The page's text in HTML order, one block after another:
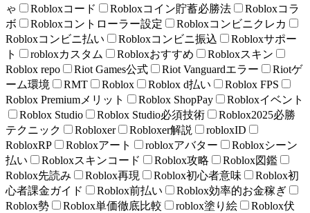
ゃ
Robloxコード Robloxコイン貯蓄必勝法
Robloxコラ
ボ
Robloxコントローラー設定
Robloxコンビニクレカ
Robloxコンビニ払い
Robloxコンビニ振込
Robloxサポー
ト
robloxカスタム Robloxおすすめ
Robloxスキン
Roblox repo
Riot Games公式 Riot Vanguardエラー
Riotゲ
ーム環境
RMT Roblox Roblox d払い
Roblox FPS
Roblox Premiumメリット
Roblox ShopPay
Robloxイベント
Roblox Studio
Roblox Studio必須技術
Roblox2025必勝
テクニック
Robloxer Robloxer解説
robloxID
RobloxRP
Robloxアート robloxアバター
Robloxシーン
払い
Robloxスキンコード Roblox攻略
Roblox図鑑
Roblox先読み
Roblox再現 Roblox初心者意味
Roblox初
心者課金ガイド
Roblox前払い
Roblox効率的お金稼ぎ
Roblox勢
Roblox単価徹底比較 roblox塗り絵
Roblox伏